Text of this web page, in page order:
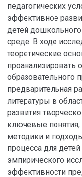
педагогических
эффективное
детей
среде. В ходе
теоретические
проанализировать
образовательного
предварительная
литературы в
развития
ключевые
методики и
процесса для
эмпирического
эффективности